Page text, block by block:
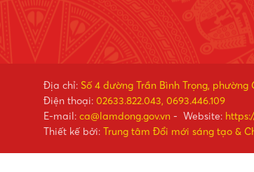
Địa chỉ: Số 4 đường Trần Bình Trọng,
Điện thoại: 02633.822.043, 0693.446.109
E-mail: ca@lamdong.gov.vn- Website:
Thiết kế bởi: Trung tâm Đổi mới sáng tạo &